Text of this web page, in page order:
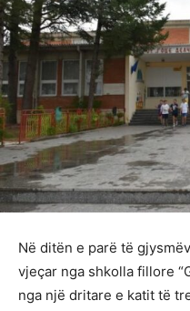
Në ditën e parë të
vjeçar nga shkolla fillore
nga një dritare e katit të